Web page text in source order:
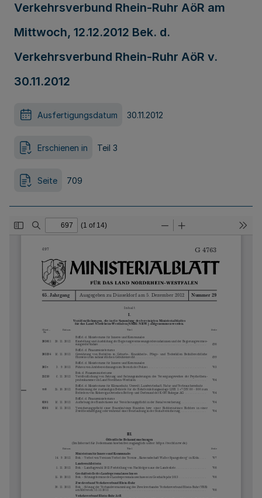
Verkehrsverbund Rhein-Ruhr AöR am
Mittwoch, 12.12.2012 Bek. d.
Verkehrsverbund Rhein-Ruhr AöR v.
30.11.2012
Ausfertigungsdatum 30.11.2012
Erschienen in Teil 3
Seite 709